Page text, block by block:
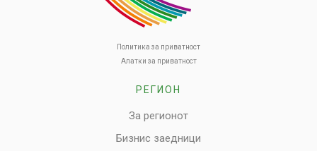
Политика за приватност
Алатки за приватност
РЕГИОН
За регионот
Бизнис заедници